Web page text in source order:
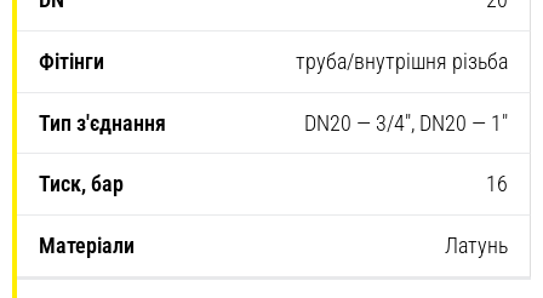
труба/внутрішня різьба
DN20 — 3/4″, DN20 — 1″
16
Латунь